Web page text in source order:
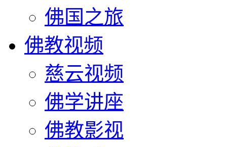
佛国之旅
佛教视频
慈云视频
佛学讲座
佛教影视